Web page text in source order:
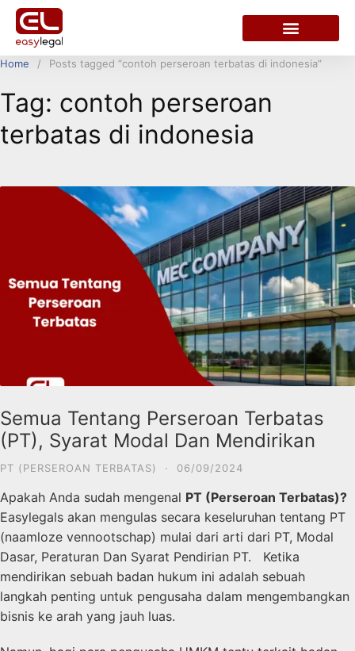
Home Posts tagged “contoh perseroan terbatas di indonesia”
Tag: contoh perseroan
terbatas di indonesia
Semua Tentang Perseroan Terbatas
(PT), Syarat Modal Dan Mendirikan
PT (PERSEROAN TERBATAS) · 06/09/2024
Apakah Anda sudah mengenal PT (Perseroan Terbatas)?
Easylegals akan mengulas secara keseluruhan tentang PT
(naamloze vennootschap) mulai dari arti dari PT, Modal
Dasar, Peraturan Dan Syarat Pendirian PT. Ketika
mendirikan sebuah badan hukum ini adalah sebuah
langkah penting untuk pengusaha dalam mengembangkan
bisnis ke arah yang jauh luas.